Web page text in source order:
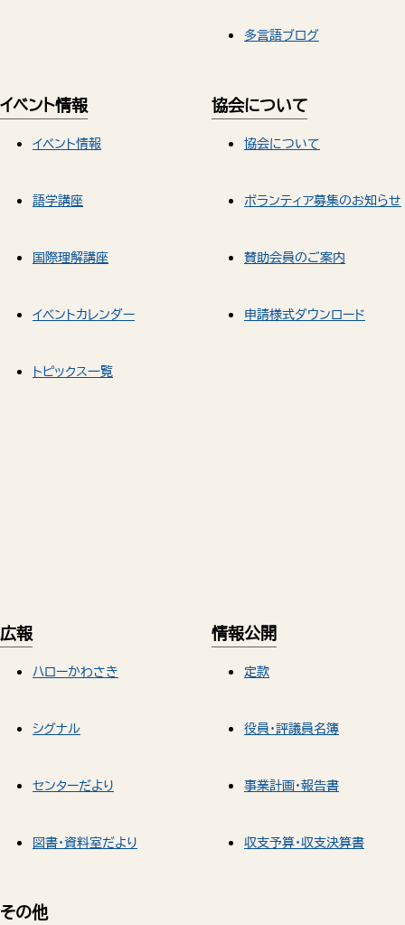
多言語ブログ
イベント情報
イベント情報
語学講座
国際理解講座
イベントカレンダー
トピックス一覧
協会について
協会について
ボランティア募集のお知らせ
賛助会員のご案内
申請様式ダウンロード
広報
ハローかわさき
シグナル
センターだより
図書・資料室だより
情報公開
定款
役員・評議員名簿
事業計画・報告書
収支予算・収支決算書
その他